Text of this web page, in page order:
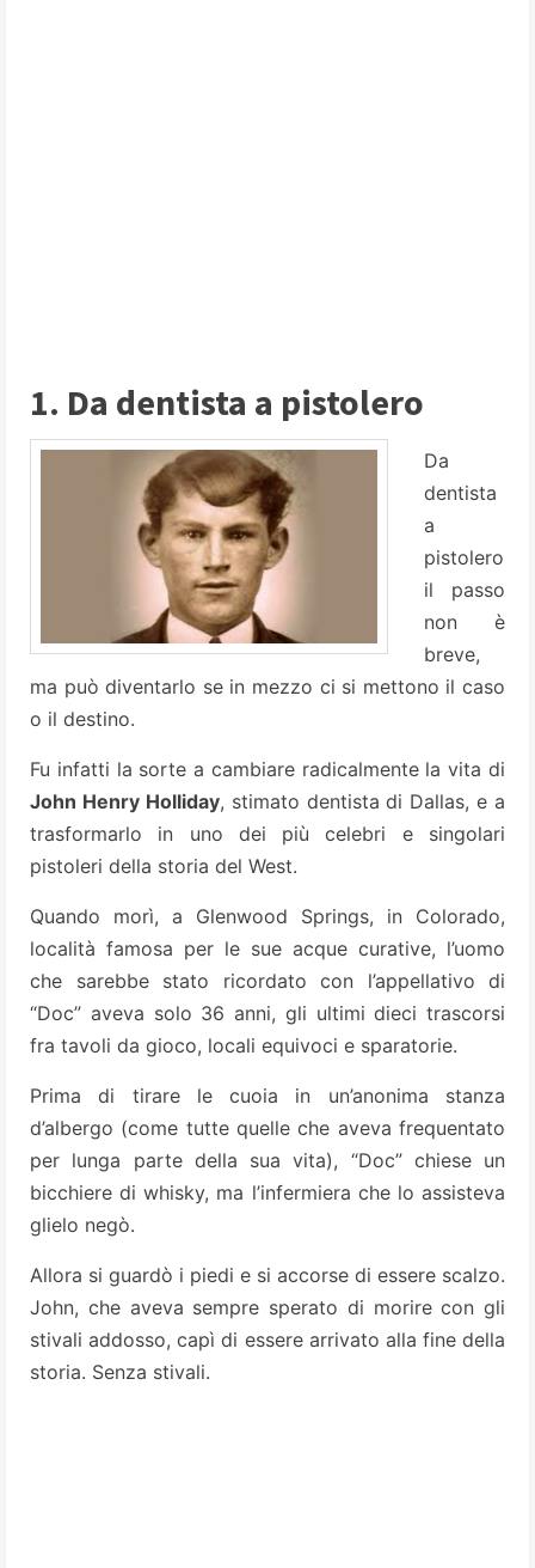
1. Da dentista a pistolero
Da
dentista
a
pistolero
il passo
non è
breve,
ma può diventarlo se in mezzo ci si mettono il caso
o il destino.
Fu infatti la sorte a cambiare radicalmente la vita di
John Henry Holliday, stimato dentista di Dallas, e a
trasformarlo in uno dei più celebri e singolari
pistoleri della storia del West.
Quando morì, a Glenwood Springs, in Colorado,
località famosa per le sue acque curative, l’uomo
che sarebbe stato ricordato con l’appellativo di
“Doc” aveva solo 36 anni, gli ultimi dieci trascorsi
fra tavoli da gioco, locali equivoci e sparatorie.
Prima di tirare le cuoia in un’anonima stanza
d’albergo (come tutte quelle che aveva frequentato
per lunga parte della sua vita), “Doc” chiese un
bicchiere di whisky, ma l’infermiera che lo assisteva
glielo negò.
Allora si guardò i piedi e si accorse di essere scalzo.
John, che aveva sempre sperato di morire con gli
stivali addosso, capì di essere arrivato alla fine della
storia. Senza stivali.